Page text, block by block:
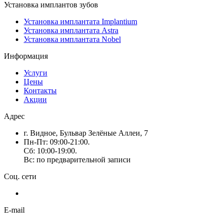
Установка имплантов зубов
Установка имплантата Implantium
Установка имплантата Astra
Установка имплантата Nobel
Информация
Услуги
Цены
Контакты
Акции
Адрес
г. Видное, Бульвар Зелёные Аллеи, 7
Пн-Пт: 09:00-21:00.
Сб: 10:00-19:00.
Вс: по предварительной записи
Соц. сети
E-mail